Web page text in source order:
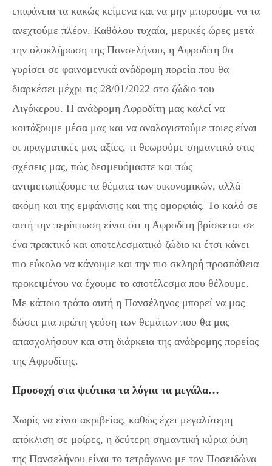
επιφάνεια τα κακώς κείμενα και να μην μπορούμε να τα
ανεχτούμε πλέον. Καθόλου τυχαία, μερικές ώρες μετά
την ολοκλήρωση της Πανσελήνου, η Αφροδίτη θα
γυρίσει σε φαινομενικά ανάδρομη πορεία που θα
διαρκέσει μέχρι τις 28/01/2022 στο ζώδιο του
Αιγόκερου. Η ανάδρομη Αφροδίτη μας καλεί να
κοιτάξουμε μέσα μας και να αναλογιστούμε ποιες είναι
οι πραγματικές μας αξίες, τι θεωρούμε σημαντικό στις
σχέσεις μας, πώς δεσμευόμαστε και πώς
αντιμετωπίζουμε τα θέματα των οικονομικών, αλλά
ακόμη και της εμφάνισης και της ομορφιάς. Το καλό σε
αυτή την περίπτωση είναι ότι η Αφροδίτη βρίσκεται σε
ένα πρακτικό και αποτελεσματικό ζώδιο κι έτσι κάνει
πιο εύκολο να κάνουμε και την πιο σκληρή προσπάθεια
προκειμένου να έχουμε το αποτέλεσμα που θέλουμε.
Με κάποιο τρόπο αυτή η Πανσέληνος μπορεί να μας
δώσει μια πρώτη γεύση των θεμάτων που θα μας
απασχολήσουν και στη διάρκεια της ανάδρομης πορείας
της Αφροδίτης.
Προσοχή στα ψεύτικα τα λόγια τα μεγάλα…
Χωρίς να είναι ακριβείας, καθώς έχει μεγαλύτερη
απόκλιση σε μοίρες, η δεύτερη σημαντική κύρια όψη
της Πανσελήνου είναι το τετράγωνο με τον Ποσειδώνα